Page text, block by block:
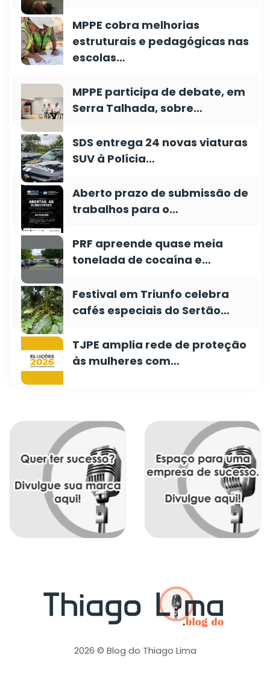
MPPE cobra melhorias
estruturais e pedagógicas nas
escolas…
MPPE participa de debate, em
Serra Talhada, sobre…
SDS entrega 24 novas viaturas
SUV à Polícia…
Aberto prazo de submissão de
trabalhos para o…
PRF apreende quase meia
tonelada de cocaína e…
Festival em Triunfo celebra
cafés especiais do Sertão…
TJPE amplia rede de proteção
às mulheres com…
2026 © Blog do Thiago Lima